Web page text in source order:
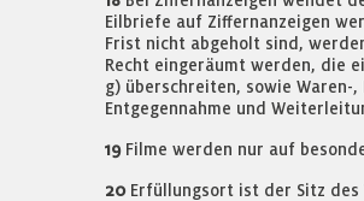
Eilbriefe auf Ziffernanzeigen
Frist nicht abgeholt sind,
Recht eingeräumt werden, die
g) überschreiten, sowie Waren-
Entgegennahme und
19Filme werden nur auf
20Erfüllungsort ist der Sitz des